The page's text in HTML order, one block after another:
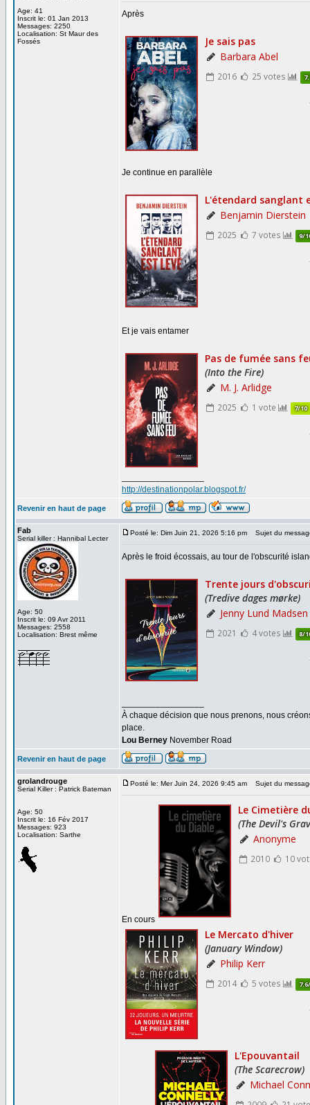
Age: 41
Inscrit le: 01 Jan 2013
Messages: 2250
Localisation: St Maur des
Fossés
Après
Je continue en parallèle
Et je vais entamer
http://destinationpolar.blogspot.fr/
Revenir en haut de page
Fab
Serial killer : Hannibal Lecter
Age: 50
Inscrit le: 09 Avr 2011
Messages: 2558
Localisation: Brest même
Posté le: Dim Juin 21, 2026 5:16 pm Sujet du
Après le froid écossais, au tour de l'obscurité
À chaque décision que nous prenons, nous
place.
Lou Berney November Road
Revenir en haut de page
grolandrouge
Serial Killer : Patrick Bateman
Age: 50
Inscrit le: 16 Fév 2017
Messages: 923
Localisation: Sarthe
Posté le: Mer Juin 24, 2026 9:45 am Sujet du
En cours